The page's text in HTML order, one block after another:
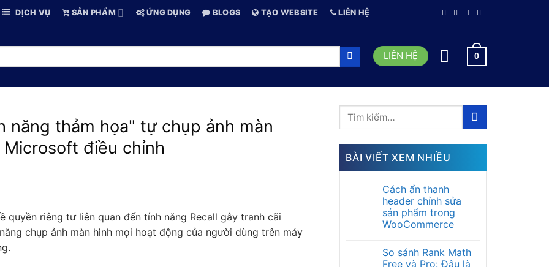
DỊCH VỤ SẢN PHẨM ỨNG DỤNG BLOGS TẠO WEBSITE LIÊN HỆ
LIÊN HỆ 0
năng thảm họa" tự chụp ảnh màn
điều chỉnh
riêng tư liên quan đến tính năng Recall gây tranh cãi
chụp ảnh màn hình mọi hoạt động của người dùng trên máy
BÀI VIẾT XEM NHIỀU
Cách ẩn thanh
header chỉnh sửa
sản phẩm trong
WooCommerce
So sánh Rank Math
Free và Pro: Đâu là